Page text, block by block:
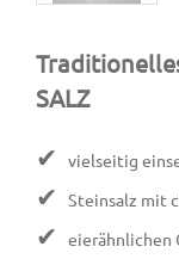
SALZ
✔ vielseitig
✔ Steinsalz mit
✔ eierähnlichen